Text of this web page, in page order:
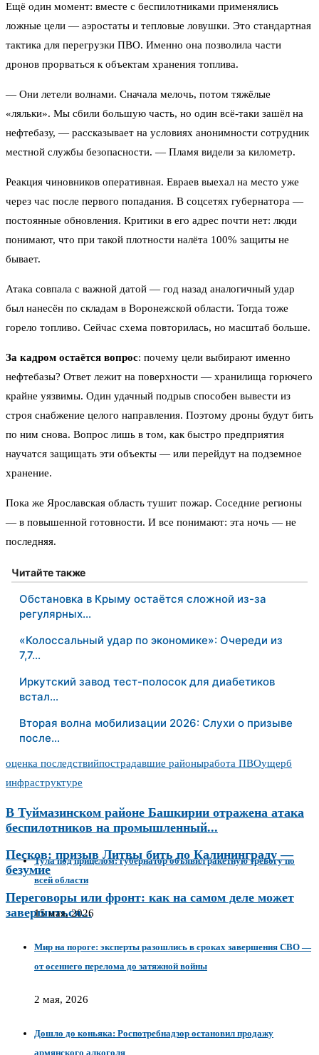
Ещё один момент: вместе с беспилотниками применялись
ложные цели — аэростаты и тепловые ловушки. Это стандартная
тактика для перегрузки ПВО. Именно она позволила части
дронов прорваться к объектам хранения топлива.
— Они летели волнами. Сначала мелочь, потом тяжёлые
«ляльки». Мы сбили большую часть, но один всё-таки зашёл на
нефтебазу, — рассказывает на условиях анонимности сотрудник
местной службы безопасности. — Пламя видели за километр.
Реакция чиновников оперативная. Евраев выехал на место уже
через час после первого попадания. В соцсетях губернатора —
постоянные обновления. Критики в его адрес почти нет: люди
понимают, что при такой плотности налёта 100% защиты не
бывает.
Атака совпала с важной датой — год назад аналогичный удар
был нанесён по складам в Воронежской области. Тогда тоже
горело топливо. Сейчас схема повторилась, но масштаб больше.
За кадром остаётся вопрос: почему цели выбирают именно
нефтебазы? Ответ лежит на поверхности — хранилища горючего
крайне уязвимы. Один удачный подрыв способен вывести из
строя снабжение целого направления. Поэтому дроны будут бить
по ним снова. Вопрос лишь в том, как быстро предприятия
научатся защищать эти объекты — или перейдут на подземное
хранение.
Пока же Ярославская область тушит пожар. Соседние регионы
— в повышенной готовности. И все понимают: эта ночь — не
последняя.
Читайте также
Обстановка в Крыму остаётся сложной из-за
регулярных…
«Колоссальный удар по экономике»: Очереди из
7,7…
Иркутский завод тест-полосок для диабетиков
встал…
Вторая волна мобилизации 2026: Слухи о призыве
после…
оценка последствийпострадавшие районыработа ПВОущерб
инфраструктуре
В Туймазинском районе Башкирии отражена атака
беспилотников на промышленный...
Песков: призыв Литвы бить по Калининграду —
безумие
Переговоры или фронт: как на самом деле может
завершиться...
Тула под прицелом: губернатор объявил ракетную тревогу по
всей области
15 мая, 2026
Мир на пороге: эксперты разошлись в сроках завершения СВО —
от осеннего перелома до затяжной войны
2 мая, 2026
Дошло до коньяка: Роспотребнадзор остановил продажу
армянского алкоголя